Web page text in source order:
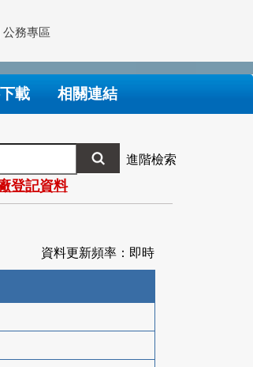
公務專區
載 相關連結
進階檢索
登記資料
資料更新頻率：即時